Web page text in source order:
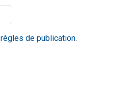
règles de publication.